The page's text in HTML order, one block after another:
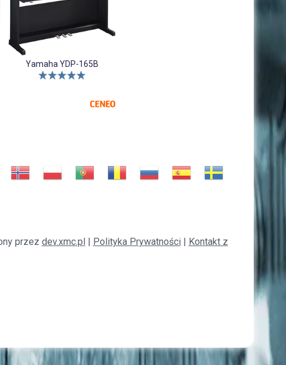
Yamaha YDP-165B
przez dev.xmc.pl| Polityka Prywatności| Kontakt z